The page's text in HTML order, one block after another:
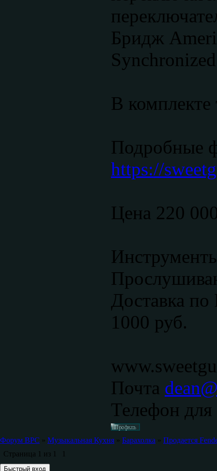
Бридж
В
Подробные
https://
Цена 220
Доставка
1000 руб.
Почта
Телефон для
Форум ВРС » Музыкальная Кухня » Барахолка » Продается
Страница 1 из 1 1